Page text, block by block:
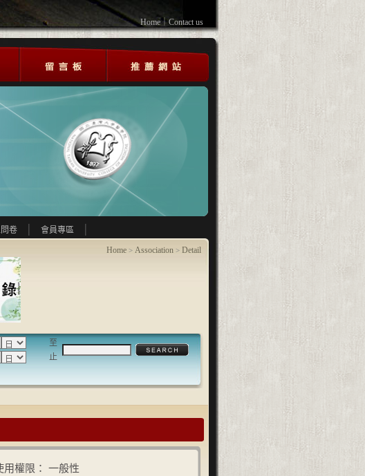
Home｜ Contact us
卷 會員專區
Home > Association > Detail
至
止
用權限： 一般性